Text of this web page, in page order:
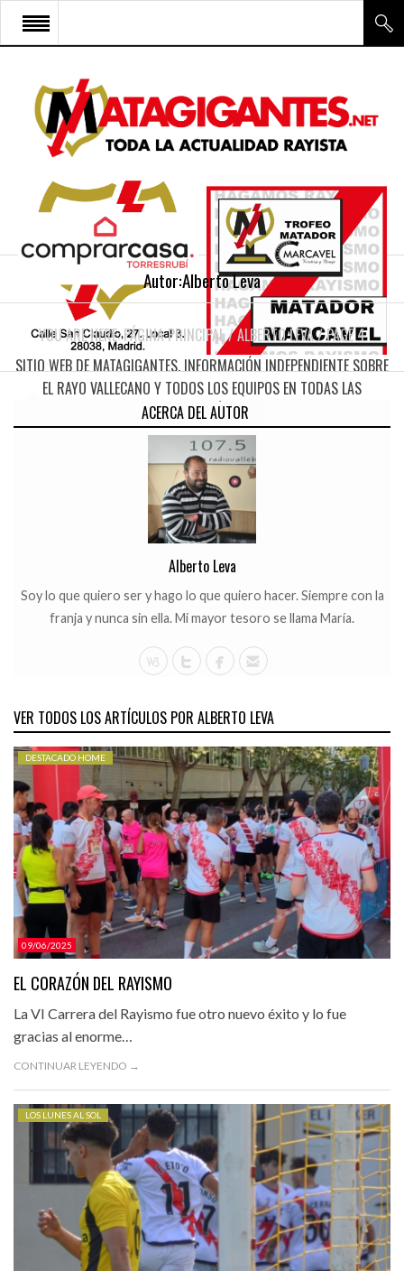
SITIO WEB DE MATAGIGANTES. INFORMACIÓN INDEPENDIENTE SOBRE
EL RAYO VALLECANO Y TODOS LOS EQUIPOS EN TODAS LAS
CATEGORÍAS.
INICIO
RAYO VALLECANO
CANTERA Y ESCUELA FRV
RAYO FÉMINAS
MULTIMEDIA
CONTACTO
Autor:Alberto Leva
YOU ARE HERE: PÁGINA PRINCIPAL/ALBERTO LEVA/PAGE 4
ACERCA DEL AUTOR
Alberto Leva
Soy lo que quiero ser y hago lo que quiero hacer. Siempre con la
franja y nunca sin ella. Mi mayor tesoro se llama María.
VER TODOS LOS ARTÍCULOS POR ALBERTO LEVA
09/06/2025
DESTACADO HOME
EL CORAZÓN DEL RAYISMO
La VI Carrera del Rayismo fue otro nuevo éxito y lo fue
gracias al enorme…
CONTINUAR LEYENDO →
LOS LUNES AL SOL